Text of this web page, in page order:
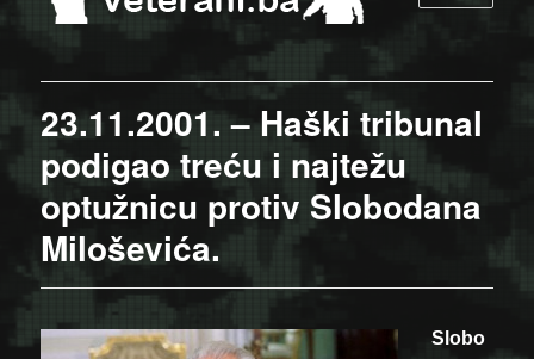
23.11.2001. – Haški tribunal
podigao treću i najtežu
optužnicu protiv Slobodana
Miloševića.
Slobo